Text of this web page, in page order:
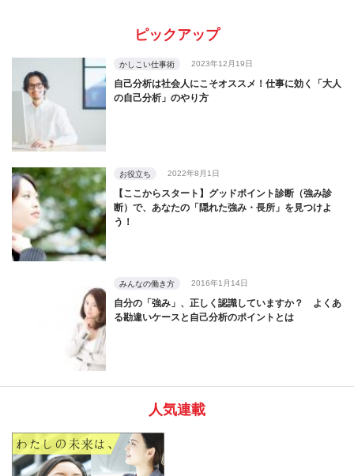
ピックアップ
かしこい仕事術 2023年12月19日
自己分析は社会人にこそオススメ！仕事に効く「大人
の自己分析」のやり方
お役立ち 2022年8月1日
【ここからスタート】グッドポイント診断（強み診
断）で、あなたの「隠れた強み・長所」を見つけよ
う！
みんなの働き方 2016年1月14日
自分の「強み」、正しく認識していますか？ よくあ
る勘違いケースと自己分析のポイントとは
人気連載